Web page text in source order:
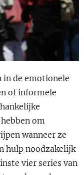
de emotionele
of informele
om
wanneer ze
hulp noodzakelijk
vier series van